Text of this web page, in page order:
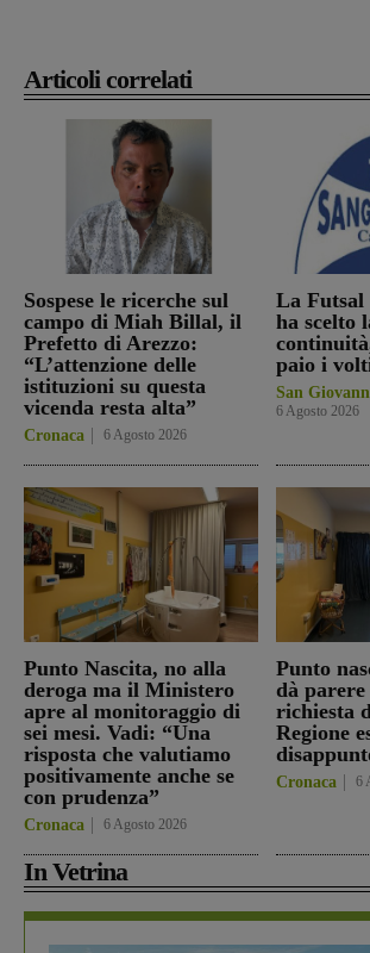
Articoli correlati
Sospese le ricerche sul
campo di Miah Billal, il
Prefetto di Arezzo:
“L’attenzione delle
istituzioni su questa
vicenda resta alta”
Cronaca 6 Agosto 2026
La Futsal
ha scelto
paio i
San
6 Agosto 2026
Punto Nascita, no alla
deroga ma il Ministero
apre al monitoraggio di
sei mesi. Vadi: “Una
risposta che valutiamo
positivamente anche se
con prudenza”
Cronaca 6 Agosto 2026
Punto
dà
richiesta
Regione
Cronaca 6
In Vetrina